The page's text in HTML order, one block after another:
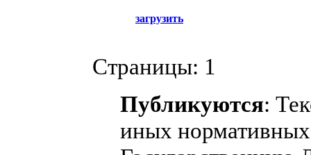
загрузить
Страницы: 1
Публикуются:
иных